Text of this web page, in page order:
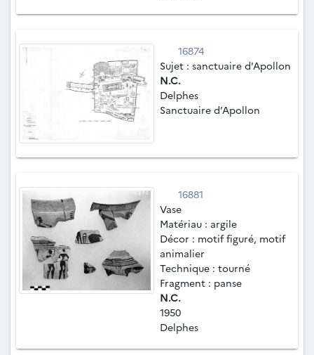
16874
Sujet : sanctuaire d'Apollon
N.C.
Delphes
Sanctuaire d’Apollon
16881
Vase
Matériau : argile
Décor : motif figuré, motif
animalier
Technique : tourné
Fragment : panse
N.C.
1950
Delphes